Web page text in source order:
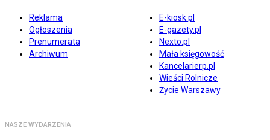
Reklama
Ogłoszenia
Prenumerata
Archiwum
E-kiosk.pl
E-gazety.pl
Nexto.pl
Mała księgowość
Kancelarierp.pl
Wieści Rolnicze
Życie Warszawy
NASZE WYDARZENIA